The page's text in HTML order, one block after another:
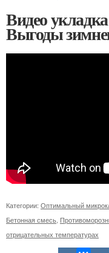
Видео
Выгоды
Категории: Оптимальный
Бетонная смесь
отрицательных температурах